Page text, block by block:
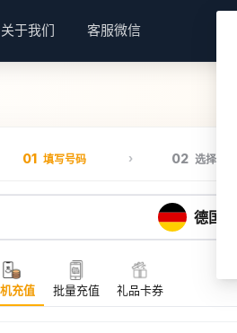
关于我们 客服微信
01 填写号码 02 选择套餐
德国
充值 批量充值 礼品卡券